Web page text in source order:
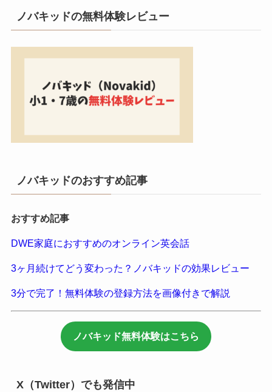
ノバキッドの無料体験レビュー
ノバキッドのおすすめ記事
おすすめ記事
DWE家庭におすすめのオンライン英会話
3ヶ月続けてどう変わった？ノバキッドの効果レビュー
3分で完了！無料体験の登録方法を画像付きで解説
ノバキッド無料体験はこちら
X（Twitter）でも発信中